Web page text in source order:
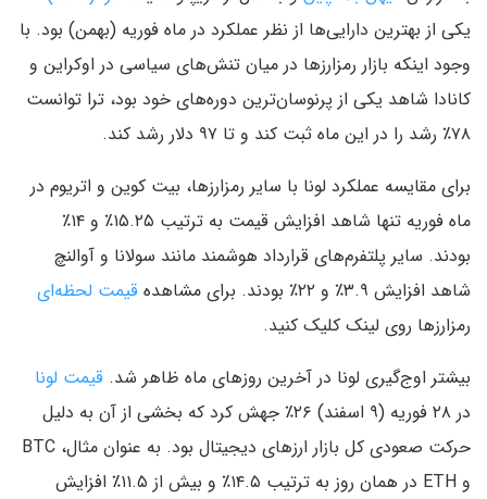
یکی از بهترین دارایی‌ها از نظر عملکرد در ماه فوریه (بهمن) بود. با
وجود اینکه بازار رمزارزها در میان تنش‌های سیاسی در اوکراین و
کانادا شاهد یکی از پرنوسان‌ترین دوره‌های خود بود، ترا توانست
۷۸٪ رشد را در این ماه ثبت کند و تا ۹۷ دلار رشد کند.
برای مقایسه عملکرد لونا با سایر رمزارزها، بیت کوین و اتریوم در
ماه فوریه تنها شاهد افزایش قیمت به ترتیب ۱۵.۲۵٪ و ۱۴٪
بودند. سایر پلتفرم‌های قرارداد هوشمند مانند سولانا و آوالنچ
شاهد افزایش ۳.۹٪ و ۲۲٪ بودند. برای مشاهده
قیمت لحظه‌ای
رمزارزها روی لینک کلیک کنید.
بیشتر اوج‌گیری لونا در آخرین روز‌های ماه ظاهر شد. قیمت لونا
در ۲۸ فوریه (۹ اسفند) ۲۶٪ جهش کرد که بخشی از آن به دلیل
حرکت صعودی کل بازار ارزهای دیجیتال بود. به عنوان مثال، BTC
و ETH در همان روز به ترتیب ۱۴.۵٪ و بیش از ۱۱.۵٪ افزایش